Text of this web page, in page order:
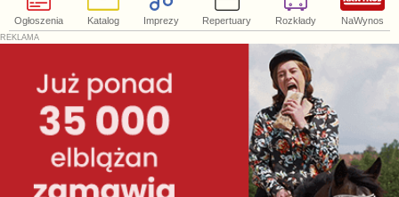
Ogłoszenia Katalog Imprezy Repertuary Rozkłady NaWynos